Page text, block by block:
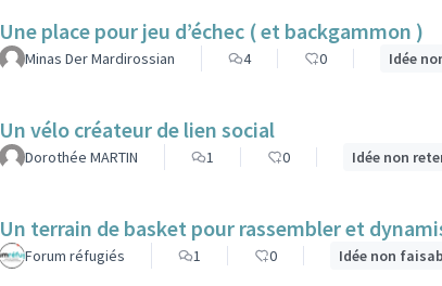
Une place pour jeu d’échec ( et backgammon )
Minas Der Mardirossian 4 0 Idée
Un vélo créateur de lien social
Dorothée MARTIN 1 0 Idée non
Un terrain de basket pour rassembler et
Forum réfugiés 1 0 Idée non